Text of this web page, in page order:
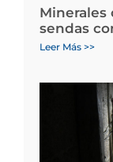
Minerales
sendas
Leer Más >>